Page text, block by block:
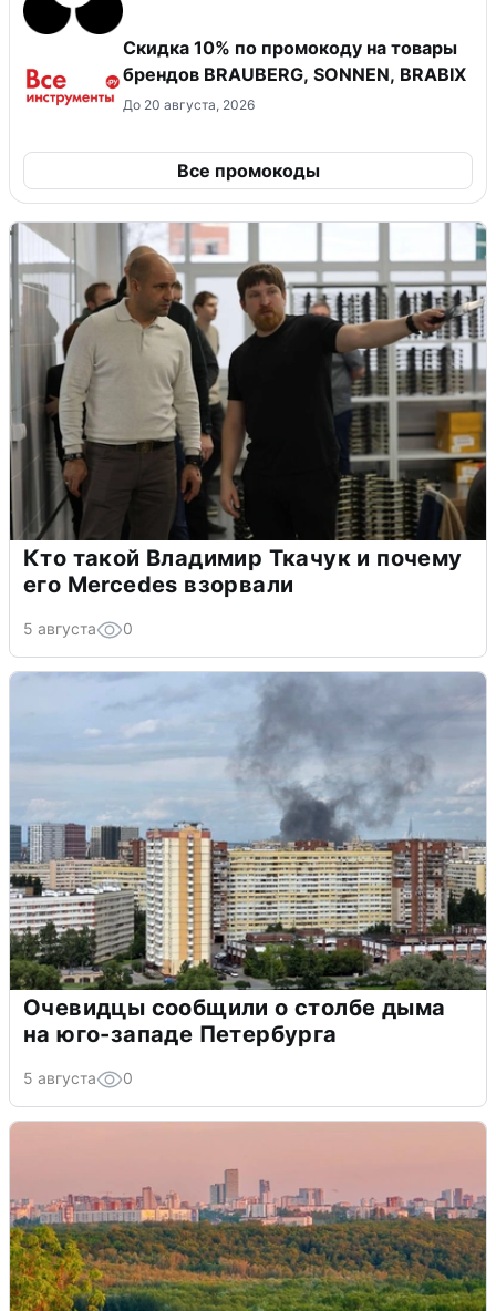
Скидка 10% по промокоду на товары
брендов BRAUBERG, SONNEN, BRABIX
До 20 августа, 2026
Все промокоды
Кто такой Владимир Ткачук и почему
его Mercedes взорвали
5 августа 0
Очевидцы сообщили о столбе дыма
на юго-западе Петербурга
5 августа 0